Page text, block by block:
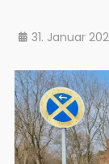
31. Januar